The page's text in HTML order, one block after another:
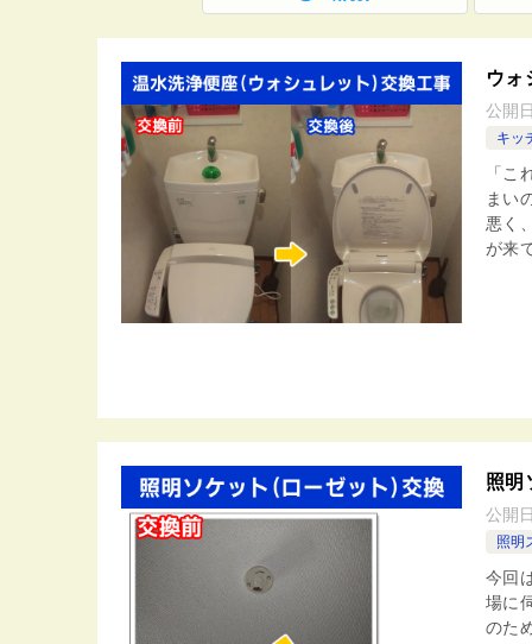
ウォ
公開
キッ
「
まい
悪く
が来
照明
公開
照明
今回
場に
のた